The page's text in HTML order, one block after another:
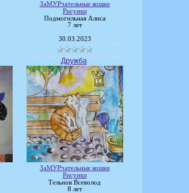
ЗаМУРчательные кошки
Рисунки
Подмогильная Алиса
7 лет
30.03.2023
Дружба
ЗаМУРчательные кошки
Рисунки
Тельнов Всеволод
8 лет